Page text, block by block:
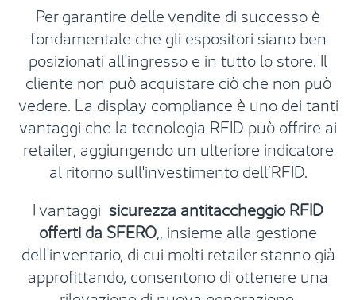
Per garantire delle vendite di successo è
fondamentale che gli espositori siano ben
posizionati all'ingresso e in tutto lo store. Il
cliente non può acquistare ciò che non può
vedere. La display compliance è uno dei tanti
vantaggi che la tecnologia RFID può offrire ai
retailer, aggiungendo un ulteriore indicatore
al ritorno sull'investimento dell’RFID.
I vantaggi sicurezza antitaccheggio RFID
offerti da SFERO,, insieme alla gestione
dell'inventario, di cui molti retailer stanno già
approfittando, consentono di ottenere una